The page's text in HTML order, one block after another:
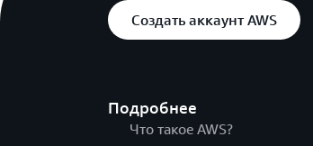
Создать аккаунт AWS
Подробнее
Что такое AWS?